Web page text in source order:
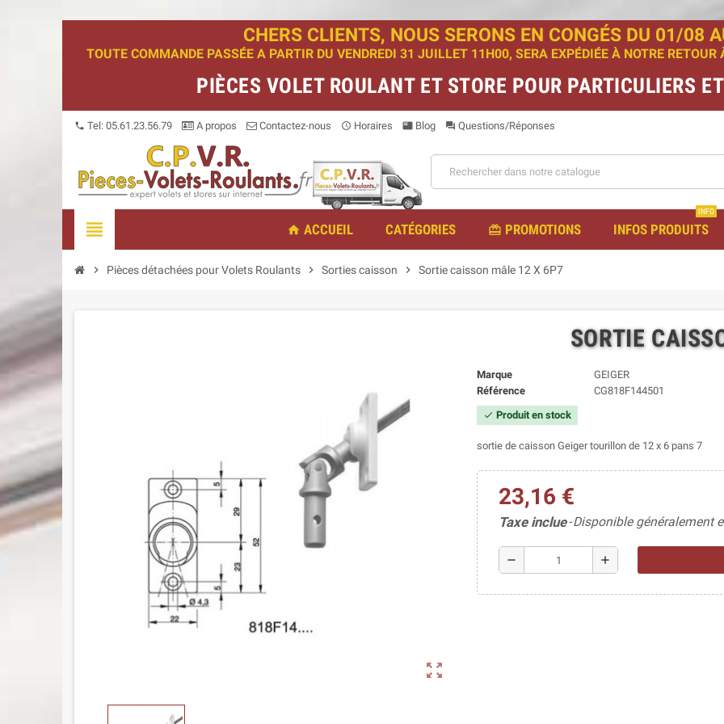
CHERS CLIENTS, NOUS SERONS EN CONGÉS DU 01/08
TOUTE COMMANDE PASSÉE A PARTIR DU VENDREDI 31 JUILLET 11H00, SERA EXPÉDIÉE À NOTRE
PIÈCES VOLET ROULANT ET STORE POUR PARTICULIERS
phone Tel: 05.61.23.56.79 A propos Contactez-nous access_time Horaires featured_play_list Blog question_answer Questions/Réponses
view_headline home ACCUEIL CATÉGORIES redeem PROMOTIONS INFOS PRODUITS
INFO
chevron_right Pièces détachées pour Volets Roulants chevron_right Sorties caisson chevron_right Sortie caisson mâle 12 X 6P7
zoom_out_map
SORTIE
Marque
GEIGER
Référence
CG818F144501
check Produit en stock
sortie de caisson Geiger tourillon de 12 x 6 pans 7
23,16 €
Taxe inclue Disponible généralement
remove add